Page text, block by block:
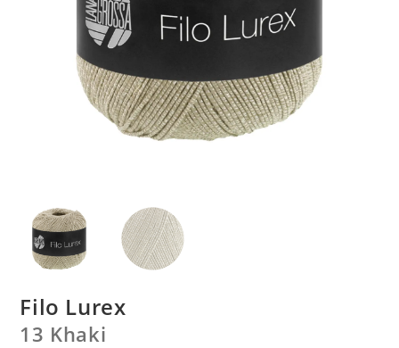
Filo Lurex
13 Khaki